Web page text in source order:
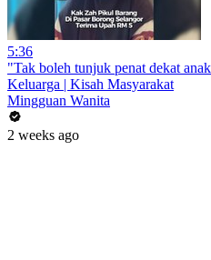
5:36
"Tak boleh tunjuk penat dekat
Keluarga | Kisah Masyarakat
Mingguan Wanita
2 weeks ago